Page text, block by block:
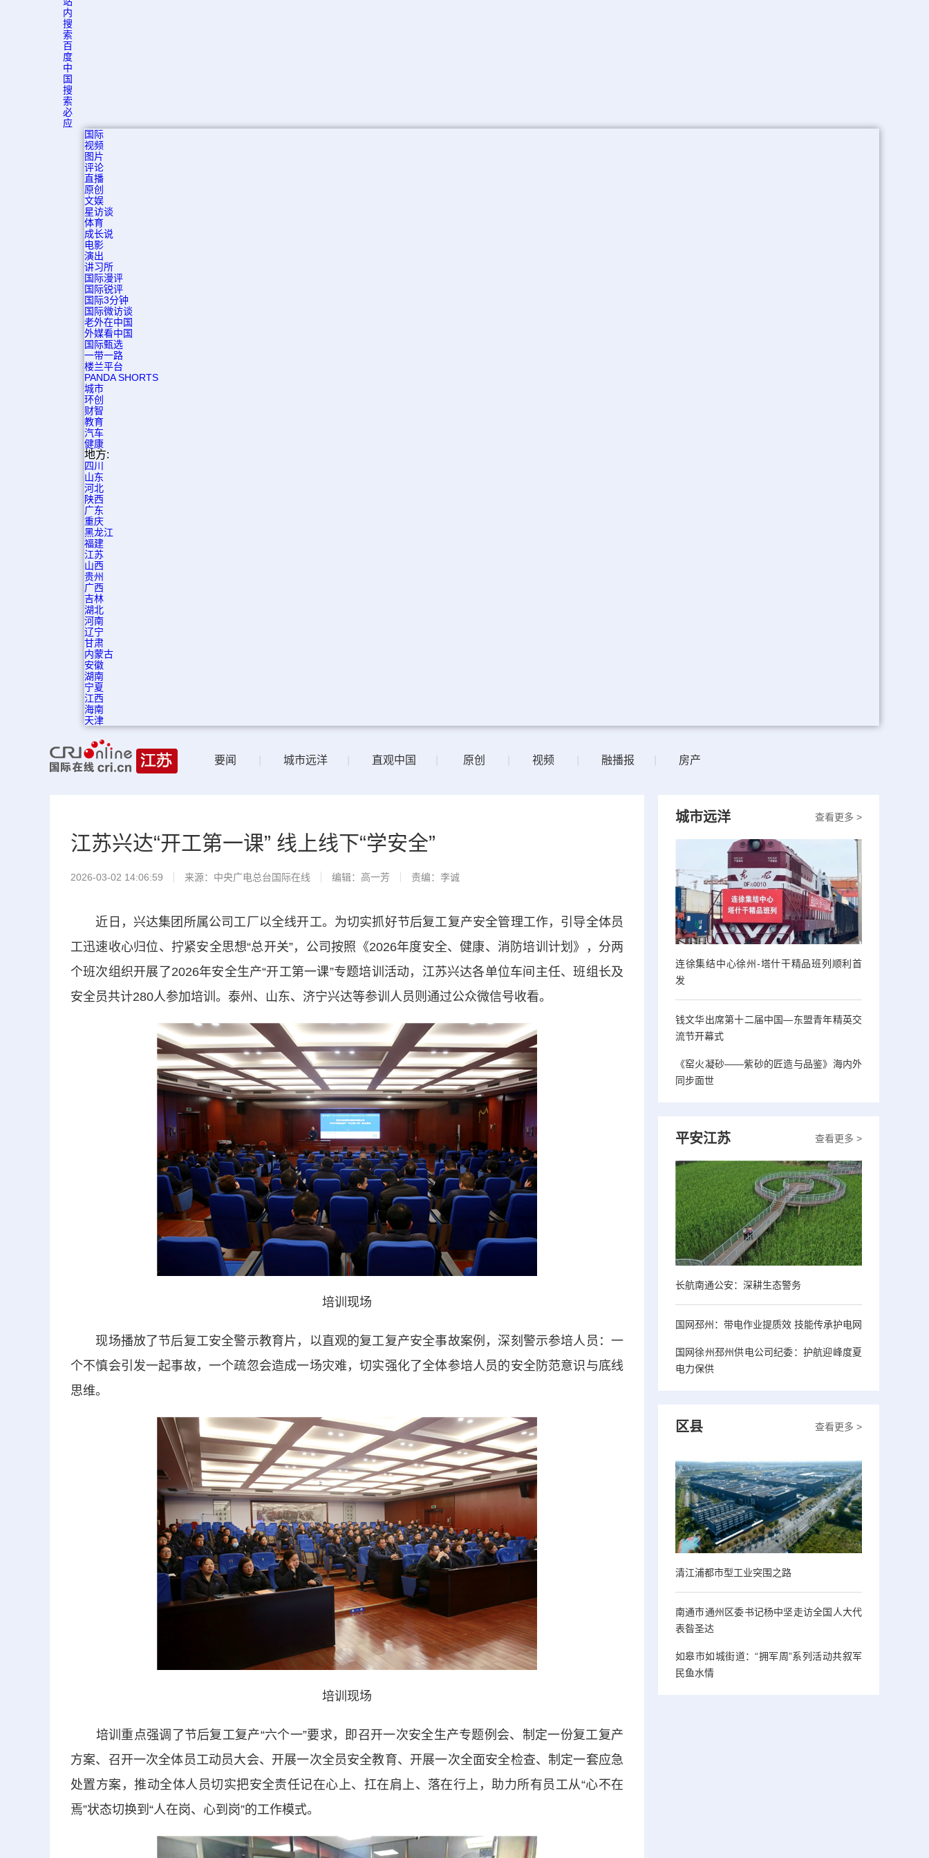
内
搜
索
百
度
中
国
搜
索
必
应
国际
视频
图片
评论
直播
原创
文娱
星访谈
体育
成长说
电影
演出
讲习所
国际漫评
国际锐评
国际3分钟
国际微访谈
老外在中国
外媒看中国
国际甄选
一带一路
楼兰平台
PANDA SHORTS
城市
环创
财智
教育
汽车
健康
地方:
四川
山东
河北
陕西
广东
重庆
黑龙江
福建
江苏
山西
贵州
广西
吉林
湖北
河南
辽宁
甘肃
内蒙古
安徽
湖南
宁夏
江西
海南
天津
要闻 城市远洋 直观中国 原创 视频 融播报 房产
江苏兴达“开工第一课” 线上线下“学安全”
2026-03-02 14:06:59 来源：中央广电总台国际在线 编辑：高一芳 责编：李诚
近日，兴达集团所属公司工厂以全线开工。为切实抓好节后复工复产安全管理工作，引导全体员
工迅速收心归位、拧紧安全思想“总开关”，公司按照《2026年度安全、健康、消防培训计划》，分两
个班次组织开展了2026年安全生产“开工第一课”专题培训活动，江苏兴达各单位车间主任、班组长及
安全员共计280人参加培训。泰州、山东、济宁兴达等参训人员则通过公众微信号收看。
培训现场
现场播放了节后复工安全警示教育片，以直观的复工复产安全事故案例，深刻警示参培人员：一
个不慎会引发一起事故，一个疏忽会造成一场灾难，切实强化了全体参培人员的安全防范意识与底线
思维。
培训现场
培训重点强调了节后复工复产“六个一”要求，即召开一次安全生产专题例会、制定一份复工复产
方案、召开一次全体员工动员大会、开展一次全员安全教育、开展一次全面安全检查、制定一套应急
处置方案，推动全体人员切实把安全责任记在心上、扛在肩上、落在行上，助力所有员工从“心不在
焉”状态切换到“人在岗、心到岗”的工作模式。
查看更多 >
城市远洋
连徐集结中心徐州-塔什干精品班列顺利首
发
钱文华出席第十二届中国—东盟青年精英交
流节开幕式
《窑火凝砂——紫砂的匠造与品鉴》海内外
同步面世
查看更多 >
平安江苏
长航南通公安：深耕生态警务
国网邳州：带电作业提质效 技能传承护电网
国网徐州邳州供电公司纪委：护航迎峰度夏
电力保供
查看更多 >
区县
清江浦都市型工业突围之路
南通市通州区委书记杨中坚走访全国人大代
表昝圣达
如皋市如城街道：“拥军周”系列活动共叙军
民鱼水情